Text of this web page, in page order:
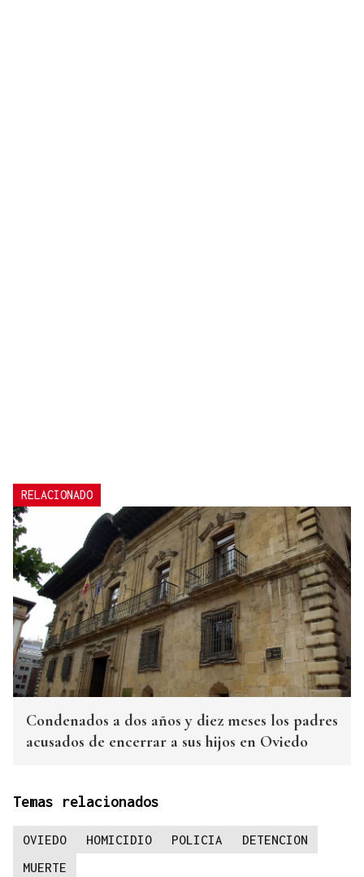
RELACIONADO
Condenados a dos años y diez meses los padres
acusados de encerrar a sus hijos en Oviedo
Temas relacionados
OVIEDO HOMICIDIO POLICIA
DETENCION
MUERTE